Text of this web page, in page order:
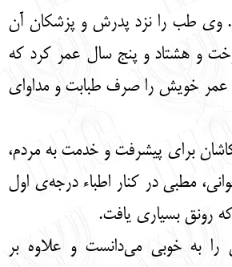
وی طب را نزد پدرش و پزشکان آن
و هشتاد و پنج سال عمر کرد که
خویش را صرف طبابت و مداوای
برای پیشرفت و خدمت به مردم،
مطبی در کنار اطباء درجه‌ی اول
رونق بسیاری یافت.
را به خوبی می‌دانست و علاوه بر